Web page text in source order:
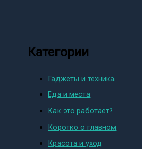
Категории
Гаджеты и техника
Еда и места
Как это работает?
Коротко о главном
Красота и уход